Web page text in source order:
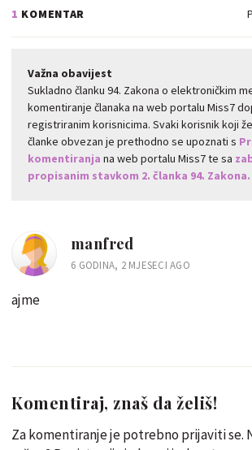
1 KOMENTAR
Važna obavijest
Sukladno članku 94. Zakona o elektroničkim
komentiranje članaka na web portalu Miss7
registriranim korisnicima. Svaki korisnik koji
članke obvezan je prethodno se upoznati s
komentiranja na web portalu Miss7 te sa
propisanim stavkom 2. članka 94. Zakona.
manfred
6 GODINA, 2 MJESECI AGO
ajme
Komentiraj, znaš da želiš!
Za komentiranje je potrebno prijaviti se.